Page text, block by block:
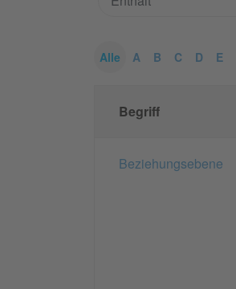
Alle A B C D E
Begriff
Beziehungsebene